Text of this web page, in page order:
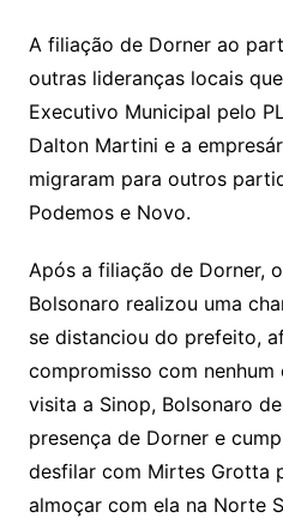
A filiação de Dorner ao
outras lideranças locais
Executivo Municipal pelo
Dalton Martini e a
migraram para outros
Podemos e Novo.
Após a filiação de Dorner,
Bolsonaro realizou uma
se distanciou do prefeito,
compromisso com nenhum
visita a Sinop, Bolsonaro
presença de Dorner e
desfilar com Mirtes Grotta
almoçar com ela na Norte